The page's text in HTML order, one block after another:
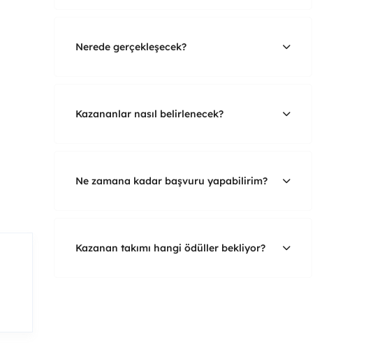
Nerede gerçekleşecek?
Kazananlar nasıl belirlenecek?
Ne zamana kadar başvuru yapabilirim?
Kazanan takımı hangi ödüller bekliyor?